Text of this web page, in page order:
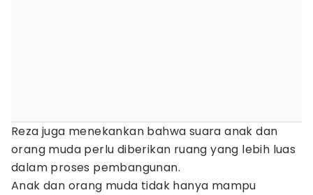
Reza juga menekankan bahwa suara anak dan
orang muda perlu diberikan ruang yang lebih luas
dalam proses pembangunan.
Anak dan orang muda tidak hanya mampu